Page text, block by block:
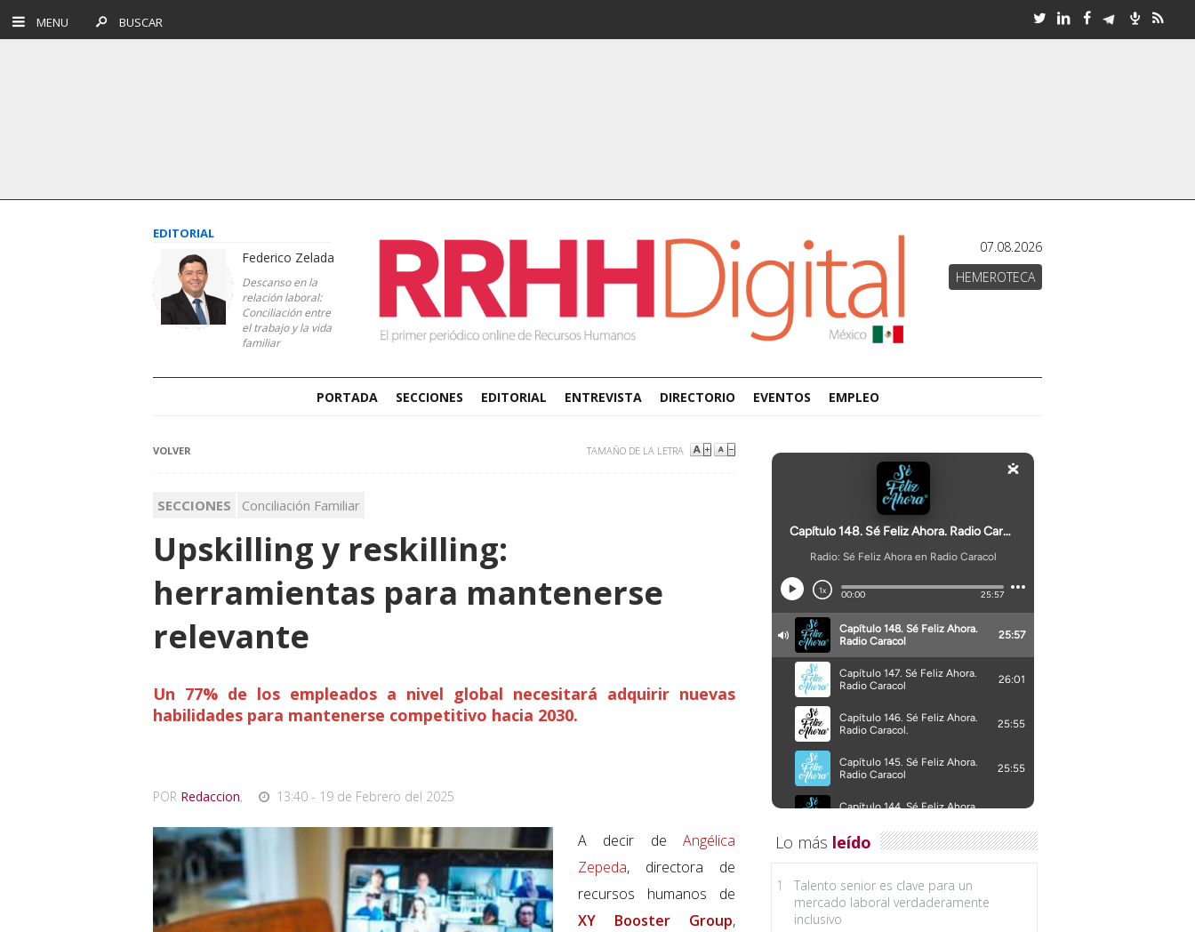
MENU BUSCAR
EDITORIAL
Federico Zelada
Descanso en la
relación laboral:
Conciliación entre
el trabajo y la vida
familiar
07.08.2026
HEMEROTECA
PORTADA SECCIONES EDITORIAL ENTREVISTA DIRECTORIO EVENTOS EMPLEO
VOLVER TAMAÑO DE LA LETRA
SECCIONES Conciliación Familiar
Upskilling y reskilling:
herramientas para mantenerse
relevante
Un 77% de los empleados a nivel global necesitará adquirir nuevas
habilidades para mantenerse competitivo hacia 2030.
POR Redaccion, 13:40 - 19 de Febrero del 2025
A decir de Angélica
Zepeda, directora de
recursos humanos de
XY Booster Group,
Lo más leído
1
Talento senior es clave para un
mercado laboral verdaderamente
inclusivo